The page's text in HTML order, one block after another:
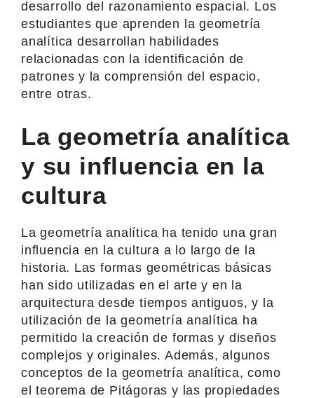
desarrollo del razonamiento espacial. Los
estudiantes que aprenden la geometría
analítica desarrollan habilidades
relacionadas con la identificación de
patrones y la comprensión del espacio,
entre otras.
La geometría analítica
y su influencia en la
cultura
La geometría analítica ha tenido una gran
influencia en la cultura a lo largo de la
historia. Las formas geométricas básicas
han sido utilizadas en el arte y en la
arquitectura desde tiempos antiguos, y la
utilización de la geometría analítica ha
permitido la creación de formas y diseños
complejos y originales. Además, algunos
conceptos de la geometría analítica, como
el teorema de Pitágoras y las propiedades